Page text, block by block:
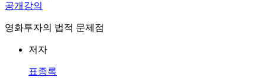
공개강의
영화투자의 법적 문제점
저자
표종록